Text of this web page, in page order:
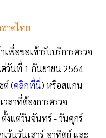
าดไทย
พื่อขอเข้ารับบริการตรวจ
ต่วันที่ 1 กันยายน 2564
ต์ (คลิกที่นี่) หรือสแกน
ลาที่ต้องการตรวจ
ตั้งแต่วันจันทร์ - วันศุกร์
ว้นวันเสาร์-อาทิตย์ และ